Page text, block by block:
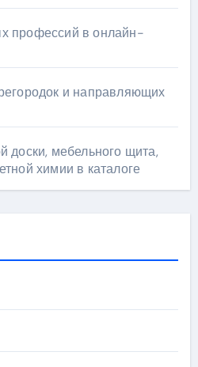
профессий в онлайн-
и направляющих
доски, мебельного щита,
химии в каталоге